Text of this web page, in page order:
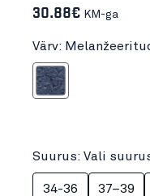
30.88€ KM-ga
Värv:
Melanžeeritud must
Suurus: Vali
34-36 37–39